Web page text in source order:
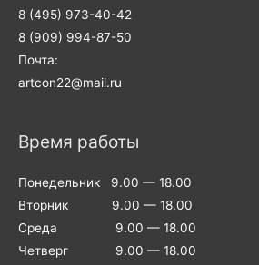
8 (495) 973-40-42
8 (909) 994-87-50
Почта:
artcon22@mail.ru
Время работы
Понедельник 9.00 — 18.00
Вторник 9.00 — 18.00
Среда 9.00 — 18.00
Четверг 9.00 — 18.00